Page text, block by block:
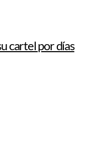
cartel por días